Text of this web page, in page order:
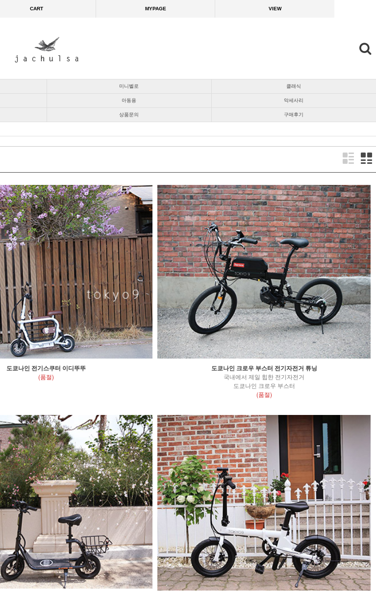
CART MYPAGE VIEW
미니벨로 클래식
아동용 악세사리
상품문의 구매후기
도쿄나인 전기스쿠터 이디뚜뚜
(품절)
도쿄나인 크로우 부스터 전기자전거 튜닝
국내에서 제일 힙한 전기자전거
도쿄나인 크로우 부스터
(품절)